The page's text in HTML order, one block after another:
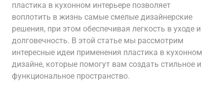
пластика в кухонном интерьере позволяет
воплотить в жизнь самые смелые дизайнерские
решения, при этом обеспечивая легкость в уходе и
долговечность. В этой статье мы рассмотрим
интересные идеи применения пластика в кухонном
дизайне, которые помогут вам создать стильное и
функциональное пространство.